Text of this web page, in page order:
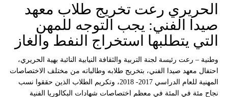
الحريري رعت تخريج طلاب معهد
صيدا الفني: يجب التوجه للمهن
التي يتطلبها استخراج النفط والغاز
وطنية – رعت رئيسة لجنة التربية والثقافة النيابية النائبة بهية الحريري،
احتفال معهد صيدا الفني، بتخريج طلابه وطالباته من مختلف الاختصاصات
المهنية للعام الدراسي 2017- 2018، وتكريم الطلاب الذين حققوا نسب
نجاح مئة في المئة في معظم اختصاصات شهادات البكالوريا الفنية